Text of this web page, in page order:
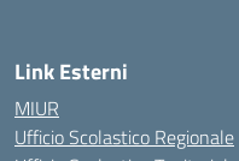
Link Esterni
MIUR
Ufficio Scolastico Regionale